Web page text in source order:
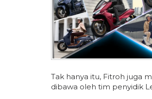
Tak hanya itu, Fitroh juga
dibawa oleh tim penyidik